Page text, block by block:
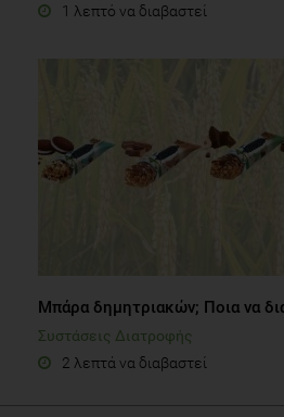
1 λεπτό να διαβαστεί
Μπάρα δημητριακών; Ποια να
Συστάσεις Διατροφής
2 λεπτά να διαβαστεί